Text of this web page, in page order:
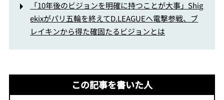
「10年後のビジョンを明確に持つことが大事」Shig
ekixがパリ五輪を終えてD.LEAGUEへ電撃参戦、ブ
レイキンから得た確固たるビジョンとは
この記事を書いた人